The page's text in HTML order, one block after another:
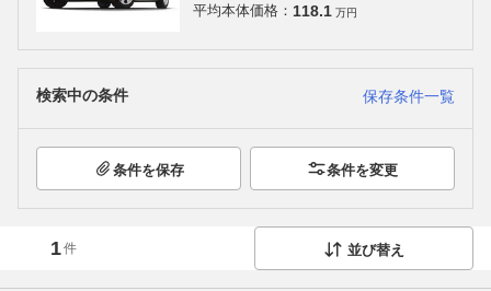
平均本体価格： 118.1 万円
検索中の条件 保存条件一覧
条件を保存 条件を変更
1件 並び替え